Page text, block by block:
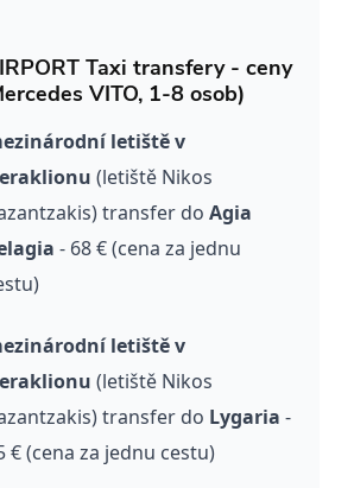
Taxi transfery - ceny
VITO, 1-8 osob)
letiště v
(letiště Nikos
transfer do Agia
- 68 € (cena za jednu
letiště v
(letiště Nikos
transfer do Lygaria -
€ (cena za jednu cestu)